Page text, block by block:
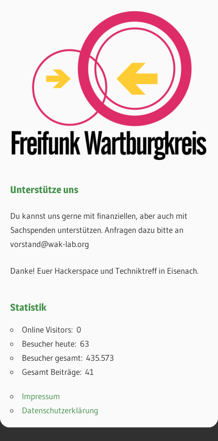
Unterstütze uns
Du kannst uns gerne mit finanziellen, aber auch mit
Sachspenden unterstützen. Anfragen dazu bitte an
vorstand@wak-lab.org
Danke! Euer Hackerspace und Techniktreff in Eisenach.
Statistik
Online Visitors: 0
Besucher heute: 63
Besucher gesamt:435.573
Gesamt Beiträge:41
Impressum
Datenschutzerklärung